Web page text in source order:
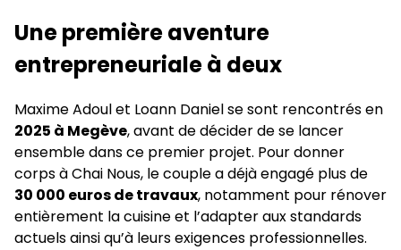
Une première aventure
entrepreneuriale à deux
Maxime Adoul et Loann Daniel se sont rencontrés en
2025 à Megève, avant de décider de se lancer
ensemble dans ce premier projet. Pour donner
corps à Chai Nous, le couple a déjà engagé plus de
30 000 euros de travaux, notamment pour rénover
entièrement la cuisine et l’adapter aux standards
actuels ainsi qu’à leurs exigences professionnelles.